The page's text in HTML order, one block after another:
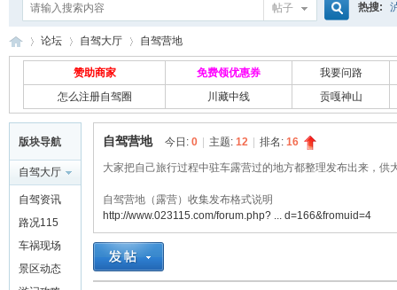
帖子
索
热搜:
自 »
论坛
›
自驾大厅
›
自驾营地
赞助商家 免费领优惠券
我要问路
怎么注册自驾圈
川藏中线 贡嘎神山
版块导航
自驾大厅
自驾资讯
路况115
车祸现场
景区动态
自驾营地 今日: 0 主题: 12 排名: 16
大家把自己旅行过程中驻车露营过的地方都整理发布出来，供
自驾营地（露营）收集发布格式说明
http://www.023115.com/forum.php? ... d=166&fromuid=4